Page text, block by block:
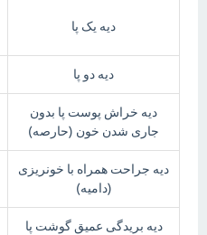
دیه یک پا
دیه دو پا
دیه خراش پوست پا بدون
جاری شدن خون (حارصه)
دیه جراحت همراه با خونریزی
(دامیه)
دیه بریدگی عمیق گوشت پا